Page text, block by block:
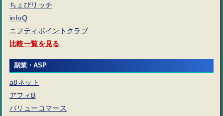
ちょびリッチ
infoQ
ニフティポイントクラブ
比較一覧を見る
副業・ASP
a8ネット
アフィB
バリューコマース